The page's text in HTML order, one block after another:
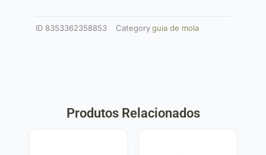
ID 8353362358853 Categoryguia de mola
Produtos Relacionados